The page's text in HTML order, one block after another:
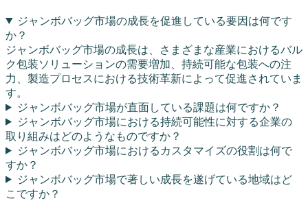
ジャンボバッグ市場の成長を促進している要因は何です
か？
ジャンボバッグ市場の成長は、さまざまな産業におけるバル
ク包装ソリューションの需要増加、持続可能な包装への注
力、製造プロセスにおける技術革新によって促進されていま
す。
ジャンボバッグ市場が直面している課題は何ですか？
ジャンボバッグ市場における持続可能性に対する企業の
取り組みはどのようなものですか？
ジャンボバッグ市場におけるカスタマイズの役割は何で
すか？
ジャンボバッグ市場で著しい成長を遂げている地域はど
こですか？